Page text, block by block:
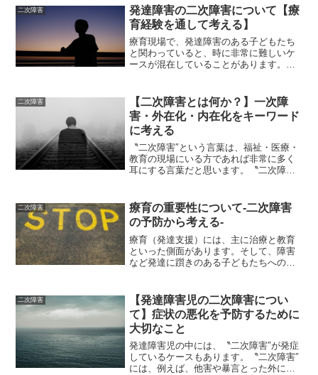
二次障害
発達障害の二次障害について【療
育経験を通して考える】
療育現場で、発達障害のある子どもたち
と関わっていると、時に非常に難しいケ
ースが混在していることがあります。そ
れでは、発達障害の二次障害とは一体何
でしょうか？そこで、...
二次障害
【二次障害とは何か？】一次障
害・外在化・内在化をキーワード
に考える
〝二次障害″という言葉は、福祉・医療・
教育の現場にいる方であれば非常に多く
耳にする言葉だと思います。〝二次障害″
も大切なことです。それでは、二次障害
とは一体どのようなも...
二次障害
療育の重要性について-二次障害
の予防から考える-
療育（発達支援）には、主に治療と教育
といった側面があります。そして、障害
など発達に躓きのある子どもたちへの理
施設や放課後等デイサービスなどの経験
を通して、障害への理解を...
二次障害
【発達障害児の二次障害につい
て】症状の悪化を予防するために
大切なこと
発達障害児の中には、〝二次障害″が発症
しているケースもあります。〝二次障害″
には、例えば、他害や暴言とった外に現